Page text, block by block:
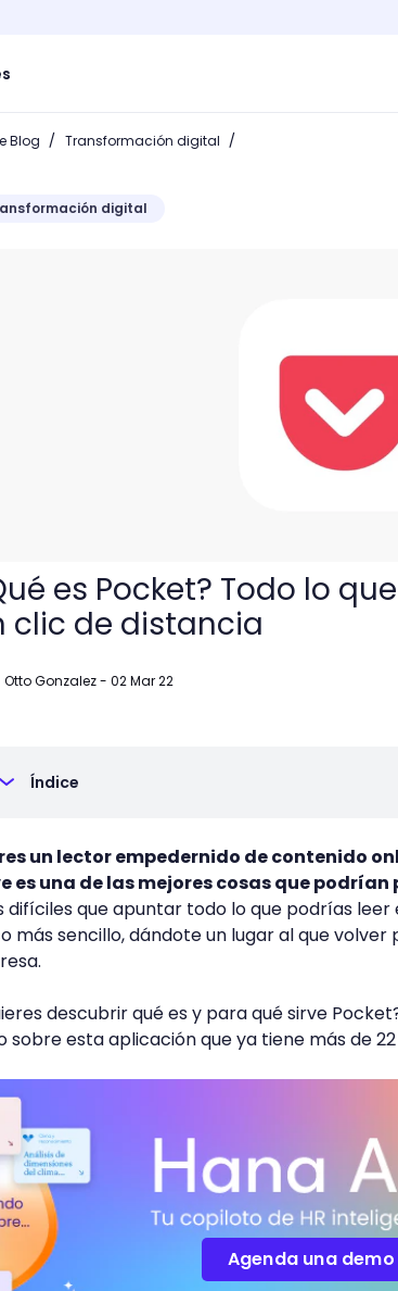
Blog / Transformación digital /
digital
es Pocket? Todo lo
clic de distancia
Otto Gonzalez- 02 Mar 22
Índice
un lector empedernido de contenido
es una de las mejores cosas que
difíciles que apuntar todo lo que podrías
más sencillo, dándote un lugar al que
descubrir qué es y para qué sirve
sobre esta aplicación que ya tiene más de
Agenda una demo